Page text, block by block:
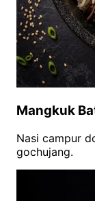
Mangkuk
Nasi campur
gochujang.